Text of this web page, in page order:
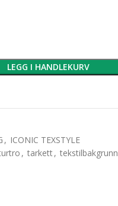
LEGG I HANDLEKURV
, ICONIC TEXSTYLE
, tarkett, tekstilbakgrunn